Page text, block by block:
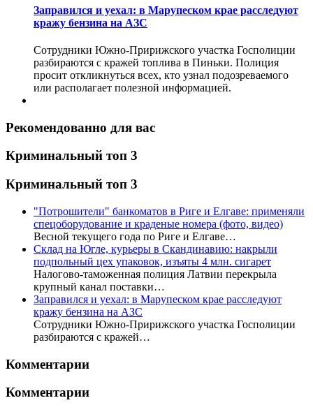
Заправился и уехал: в Марупеском крае расследуют
кражу бензина на АЗС
Сотрудники Южно-Пририжского участка Госполиции
разбираются с кражей топлива в Пиньки. Полиция
просит откликнуться всех, кто узнал подозреваемого
или располагает полезной информацией.
Рекомендованно для вас
Криминальный топ 3
Криминальный топ 3
"Потрошители" банкоматов в Риге и Елгаве: применяли
спецоборудование и краденые номера (фото, видео)
Весной текущего года по Риге и Елгаве…
Склад на Югле, курьеры в Скандинавию: накрыли
подпольный цех упаковок, изъяты 4 млн. сигарет
Налогово-таможенная полиция Латвии перекрыла
крупный канал поставки…
Заправился и уехал: в Марупеском крае расследуют
кражу бензина на АЗС
Сотрудники Южно-Пририжского участка Госполиции
разбираются с кражей…
Комментарии
Комментарии